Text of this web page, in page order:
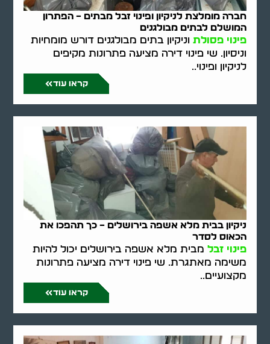
חברה מומלצת לניקיון ופינוי זבל מבתים – הפתרון
המושלם לבתים מבולגנים
פינוי פסולת וניקיון בתים מבולגנים דורש מומחיות
וניסיון. שי פינוי דירה מציעה פתרונות מקיפים
לניקיון ופינוי..
קראו עוד
ניקיון בבית מלא אשפה בירושלים – כך תהפכו את
הכאוס לסדר
פינוי זבל מבית מלא אשפה בירושלים יכול להיות
משימה מאתגרת. שי פינוי דירה מציעה פתרונות
מקצועיים..
קראו עוד